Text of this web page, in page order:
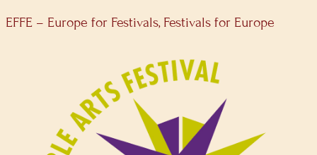
EFFE – Europe for Festivals, Festivals for Europe